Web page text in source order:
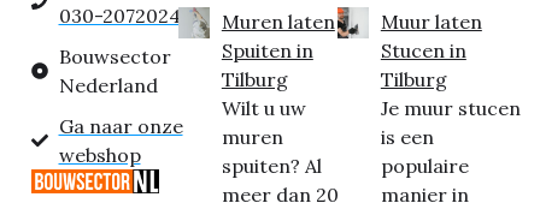
030-2072024
Bouwsector
Nederland
Ga naar onze
webshop
Muren laten
Spuiten in
Tilburg
Wilt u uw
muren
spuiten? Al
meer dan 20
Muur laten
Stucen in
Tilburg
Je muur stucen
is een
populaire
manier in